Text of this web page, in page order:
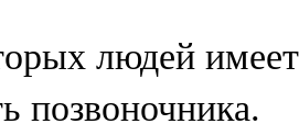
людей
позвоночника.